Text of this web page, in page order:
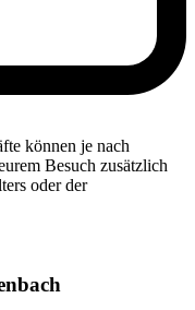
können je nach
Besuch zusätzlich
oder der